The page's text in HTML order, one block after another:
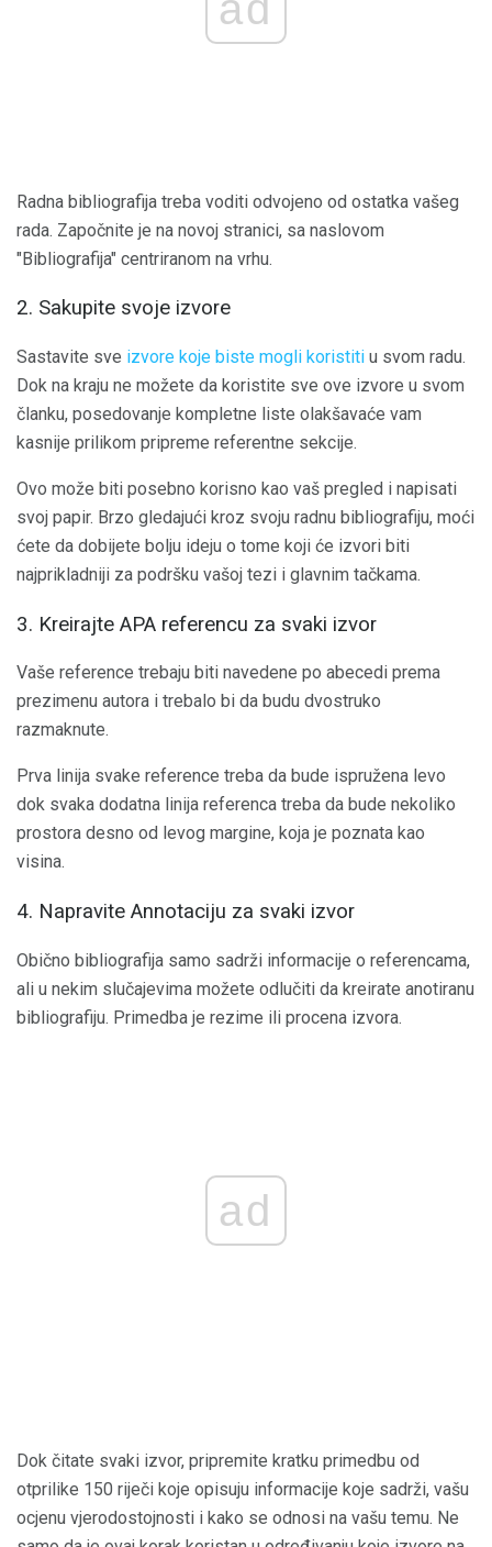
Radna bibliografija treba voditi odvojeno od ostatka vašeg
rada. Započnite je na novoj stranici, sa naslovom
"Bibliografija" centriranom na vrhu.
2. Sakupite svoje izvore
Sastavite sve izvore koje biste mogli koristiti u svom radu.
Dok na kraju ne možete da koristite sve ove izvore u svom
članku, posedovanje kompletne liste olakšavaće vam
kasnije prilikom pripreme referentne sekcije.
Ovo može biti posebno korisno kao vaš pregled i napisati
svoj papir. Brzo gledajući kroz svoju radnu bibliografiju, moći
ćete da dobijete bolju ideju o tome koji će izvori biti
najprikladniji za podršku vašoj tezi i glavnim tačkama.
3. Kreirajte APA referencu za svaki izvor
Vaše reference trebaju biti navedene po abecedi prema
prezimenu autora i trebalo bi da budu dvostruko
razmaknute.
Prva linija svake reference treba da bude ispružena levo
dok svaka dodatna linija referenca treba da bude nekoliko
prostora desno od levog margine, koja je poznata kao
visina.
4. Napravite Annotaciju za svaki izvor
Obično bibliografija samo sadrži informacije o referencama,
ali u nekim slučajevima možete odlučiti da kreirate anotiranu
bibliografiju. Primedba je rezime ili procena izvora.
ad
Dok čitate svaki izvor, pripremite kratku primedbu od
otprilike 150 riječi koje opisuju informacije koje sadrži, vašu
ocjenu vjerodostojnosti i kako se odnosi na vašu temu. Ne